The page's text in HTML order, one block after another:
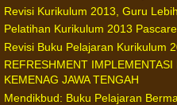
Revisi Kurikulum 2013, Guru
Pelatihan Kurikulum 2013
Revisi Buku Pelajaran Kurikulum
REFRESHMENT
KEMENAG JAWA TENGAH
Mendikbud: Buku Pelajaran